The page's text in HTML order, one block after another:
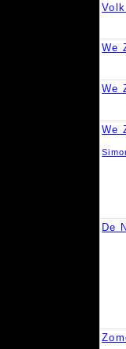
We
We
We
De